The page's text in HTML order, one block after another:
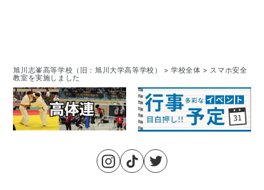
旭川志峯高等学校（旧：旭川大学高等学校） >学校全体 > スマホ安全
教室を実施しました